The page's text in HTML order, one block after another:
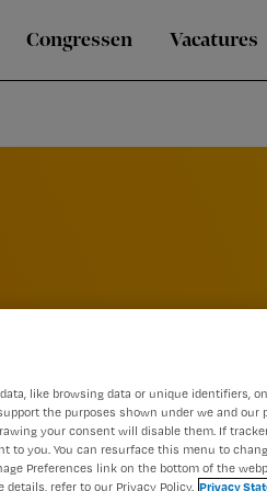
Congressen Vacatures
Neurologie
like browsing data or unique identifiers,
the purposes shown under we and our
your consent will disable them. If
to you. You can resurface this menu to
Preferences link on the bottom of the
refer to our Privacy Policy. Privacy